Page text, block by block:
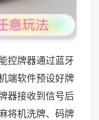
控牌器通过蓝牙
端软件预设好牌
器接收到信号后
将机洗牌、码牌